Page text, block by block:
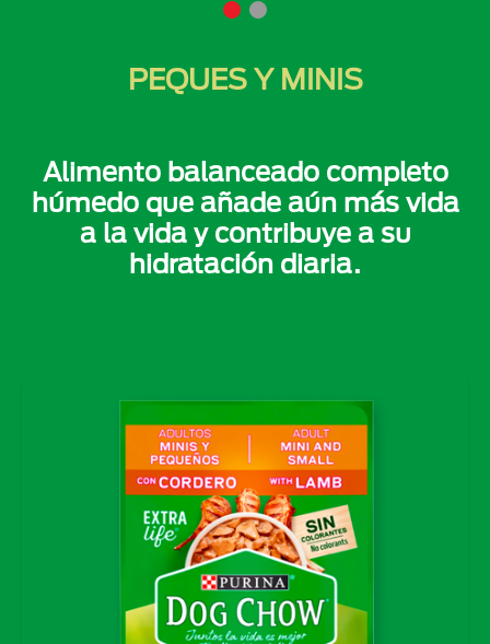
PEQUES Y MINIS
Alimento balanceado completo
húmedo que añade aún más vida
a la vida y contribuye a su
hidratación diaria.